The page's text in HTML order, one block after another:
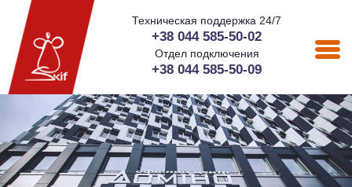
Техническая поддержка 24/7
+38 044 585-50-02
Отдел подключения
+38 044 585-50-09